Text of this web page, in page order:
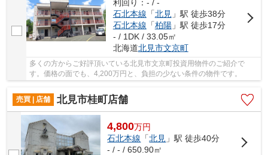
利回り：- / -
石北本線 「北見 」駅 徒歩38分
石北本線 「柏陽」駅 徒歩17分
- / 1DK / 33.05㎡
北海道北見市文京町
多くの方からご好評頂いている北見市文京町投資用物件のご紹介で
す。価格の面でも、4,200万円と、負担の少ない条件の物件です。
売買 | 店舗 北見市桂町店舗
4,800万円
石北本線 「北見 」駅 徒歩40分
- / - / 650.90㎡